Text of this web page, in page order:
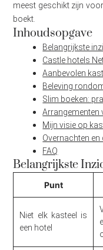
meest geschikt zijn
boekt.
Inhoudsopgave
Belangrijkste
Castle hotels
Aanbevolen
Beleving
Slim boeken:
Arrangementen
Mijn visie op
Overnachten
FAQ
Belangrijkste
Punt
Niet elk kasteel is
een hotel